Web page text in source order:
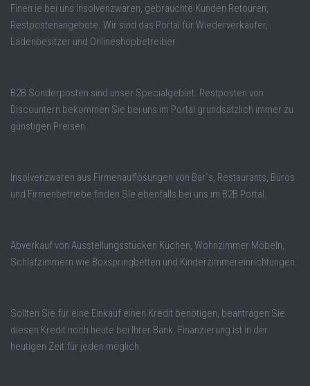
Finen ie bei uns Insolvenzwaren, gebrauchte Kunden Retouren,
Restpostenangebote. Wir sind das Portal für Wiederverkäufer,
Ladenbesitzer und Onlineshopbetreiber.
B2B Sonderposten sind unser Specialgebiet. Restposten von
Discountern bekommen Sie bei uns im Portal grundsätzlich immer zu
günstigen Preisen.
Insolvenzwaren aus Firmenauflösungen von Bar´s, Restaurants, Büros
und Firmenbetriebe finden SIe ebenfalls bei uns im B2B Portal.
Abverkauf von Ausstellungsstücken Küchen, Wohnzimmer Möbeln,
Schlafzimmern wie Boxspringbetten und Kinderzimmereinrichtungen.
Sollten Sie für eine Einkauf einen Kredit benötigen, beantragen Sie
diesen Kredit noch heute bei Ihrer Bank. Finanzierung ist in der
heutigen Zeit für jeden möglich.